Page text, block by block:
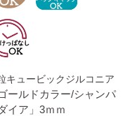
見る
キュービックジルコニア
ゴールドカラー/シャンパ
イア」3ｍｍ